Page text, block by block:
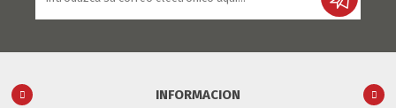
INFORMACION